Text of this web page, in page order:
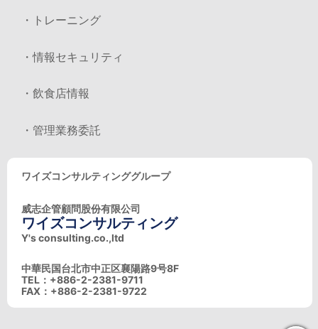
・トレーニング
・情報セキュリティ
・飲食店情報
・管理業務委託
ワイズコンサルティンググループ
威志企管顧問股份有限公司
ワイズコンサルティング
Y's consulting.co.,ltd
中華民国台北市中正区襄陽路9号8F
TEL：+886-2-2381-9711
FAX：+886-2-2381-9722